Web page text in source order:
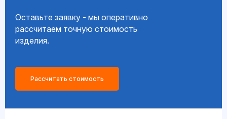
Оставьте заявку - мы оперативно
рассчитаем точную стоимость
изделия.
Рассчитать стоимость